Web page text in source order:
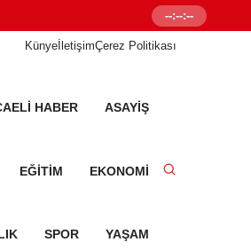
Senetleal.com
--:--:--
KünyeİletişimÇerez Politikası
HABER ASAYIŞ
EĞITIM EKONOMI
SPOR YAŞAM